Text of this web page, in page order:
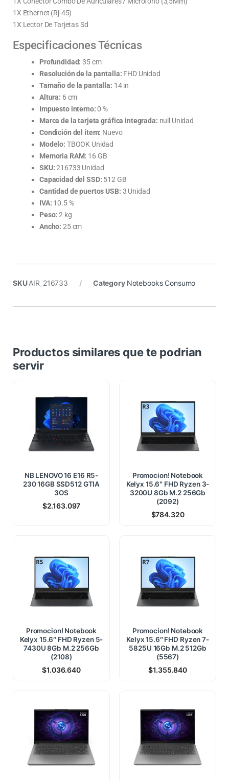
1X Ethernet (Rj-45)
1X Lector De Tarjetas Sd
Especificaciones Técnicas
Profundidad: 35 cm
Resolución de la pantalla: FHD Unidad
Tamaño de la pantalla: 14 in
Altura: 6 cm
Impuesto interno:0 %
Marca de la tarjeta gráfica integrada: null Unidad
Condición del ítem: Nuevo
Modelo: TBOOK Unidad
Memoria RAM: 16 GB
SKU:216733 Unidad
Capacidad del SSD: 512 GB
Cantidad de puertos USB: 3 Unidad
IVA: 10.5 %
Peso: 2 kg
Ancho: 25 cm
SKUAIR_216733 Category Notebooks Consumo
Productos similares que te podrian
servir
NB LENOVO 16 E16 R5-
230 16GB SSD512 GTIA
3OS
$2.163.097
Promocion! Notebook
Kelyx 15.6″ FHD Ryzen 3-
3200U 8Gb M.2 256Gb
(2092)
$784.320
Promocion! Notebook
Kelyx 15.6″ FHD Ryzen 5-
7430U 8Gb M.2 256Gb
(2108)
$1.036.640
Promocion! Notebook
Kelyx 15.6″ FHD Ryzen 7-
5825U 16Gb M.2 512Gb
(5567)
$1.355.840